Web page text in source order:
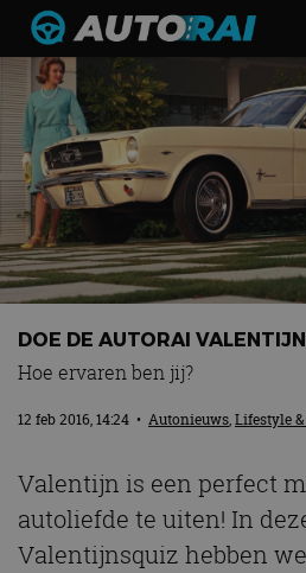
Autonieuws
Podcast
Autotests
Automerken
Adverteren
Contact
MotorRAI.nl
DOE DE AUTORAI
Hoe ervaren ben jij?
12 feb 2016, 14:24 • Autonieuws,Lifestyle
Valentijn is een perfect
autoliefde te uiten! In
Valentijnsquiz hebben